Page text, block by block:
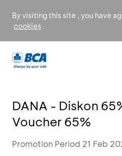
By visiting this site , you have
cookies .
DANA - Diskon
Voucher 65%
Promotion Period 21 Feb